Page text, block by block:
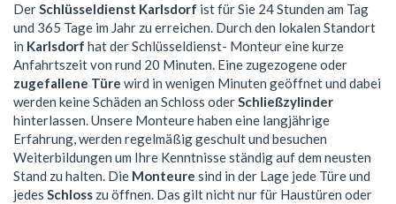
DerSchlüsseldienst Karlsdorf ist für Sie 24 Stunden am Tag
und 365 Tage im Jahr zu erreichen. Durch den lokalen Standort
in Karlsdorf hat der Schlüsseldienst- Monteur eine kurze
Anfahrtszeit von rund 20 Minuten. Eine zugezogene oder
zugefallene Türe wird in wenigen Minuten geöffnet und dabei
werden keine Schäden an Schloss oderSchließzylinder
hinterlassen. Unsere Monteure haben eine langjährige
Erfahrung, werden regelmäßig geschult und besuchen
Weiterbildungen um Ihre Kenntnisse ständig auf dem neusten
Stand zu halten. Die Monteure sind in der Lage jede Türe und
jedes Schloss zu öffnen. Das gilt nicht nur für Haustüren oder